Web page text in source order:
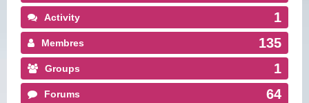
Activity 1
Membres 135
Groups 1
Forums 64